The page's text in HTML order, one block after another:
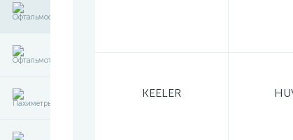
KEELER